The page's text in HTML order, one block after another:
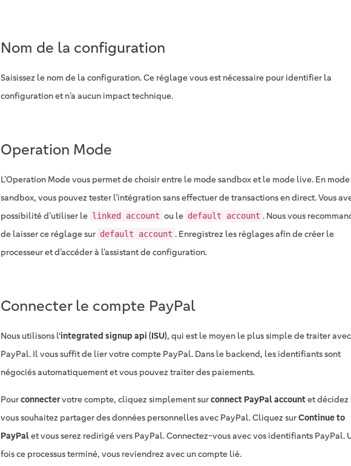
Nom de la configuration
Saisissez le nom de la configuration. Ce réglage vous est nécessaire pour identifier la
configuration et n’a aucun impact technique.
Operation Mode
L’Operation Mode vous permet de choisir entre le mode sandbox et le mode live. En mode
sandbox, vous pouvez tester l’intégration sans effectuer de transactions en direct. Vous
possibilité d’utiliser le linked account ou le default account . Nous vous
de laisser ce réglage sur default account . Enregistrez les réglages afin de créer le
processeur et d’accéder à l’assistant de configuration.
Connecter le compte PayPal
Nous utilisons l'integrated signup api (ISU), qui est le moyen le plus simple de traiter avec
PayPal. Il vous suffit de lier votre compte PayPal. Dans le backend, les identifiants sont
négociés automatiquement et vous pouvez traiter des paiements.
Pourconnectervotre compte, cliquez simplement surconnect PayPal accountet décidez
vous souhaitez partager des données personnelles avec PayPal. Cliquez surContinue to
PayPalet vous serez redirigé vers PayPal. Connectez-vous avec vos identifiants PayPal.
fois ce processus terminé, vous reviendrez avec un compte lié.